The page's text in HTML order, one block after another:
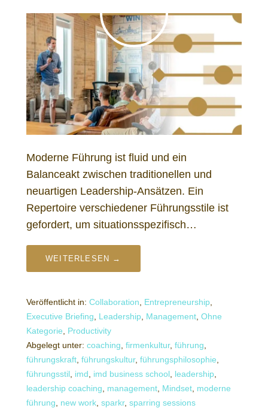
Moderne Führung ist fluid und ein
Balanceakt zwischen traditionellen und
neuartigen Leadership-Ansätzen. Ein
Repertoire verschiedener Führungsstile ist
gefordert, um situationsspezifisch…
WEITERLESEN →
Veröffentlicht in: Collaboration Entrepreneurship
Executive Briefing
Leadership Management Ohne
Kategorie
Productivity
Abgelegt unter: coaching firmenkultur, führung
führungskraft führungskultur, führungsphilosophie
führungsstil imd imd business school leadership
leadership coaching
management Mindset moderne
führung
new work sparkr, sparring sessions